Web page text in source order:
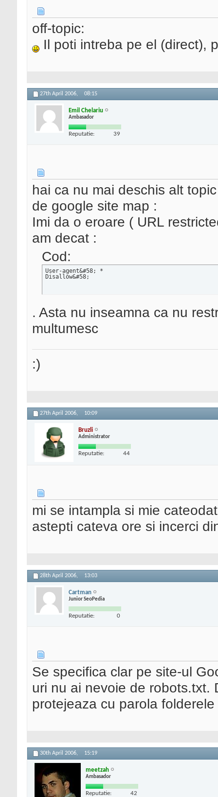
off-topic:
Il poti intreba pe el (direct),
27th April 2006, 08:15
Emil Chelariu
Ambasador
Reputatie: 39
hai ca nu mai deschis alt
de google site map :
Imi da o eroare ( URL
am decat :
Cod:
User-agent&#58; *
Disallow&#58;
. Asta nu inseamna ca nu
multumesc
:)
27th April 2006, 10:09
Bruzli
Administrator
Reputatie: 44
mi se intampla si mie
astepti cateva ore si incerci
28th April 2006, 13:03
Cartman
Junior SeoPedia
Reputatie: 0
Se specifica clar pe site-ul
uri nu ai nevoie de robots.txt.
protejeaza cu parola
30th April 2006, 15:19
meetzah
Ambasador
Reputatie: 42